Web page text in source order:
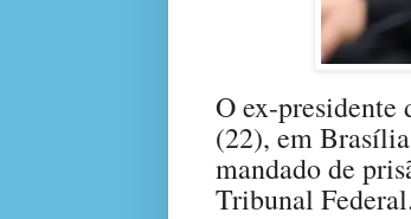
O ex-presidente
(22), em
mandado de
Tribunal